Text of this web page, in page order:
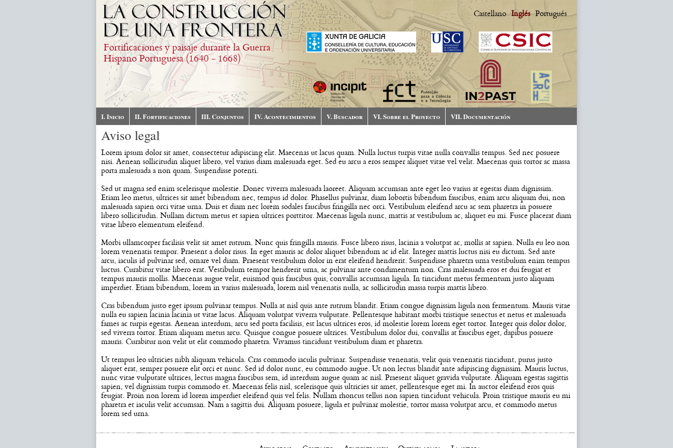
Fortificaciones y paisaje durante la Guerra
Hispano Portuguesa (1640 - 1668)
Castellano Inglés Portugués
I. Inicio II. Fortificaciones III. Conjuntos IV. Acontecimientos V. Buscador VI. Sobre el Proyecto VII. Documentación
Aviso legal
Lorem ipsum dolor sit amet, consectetur adipiscing elit. Maecenas ut lacus quam. Nulla luctus turpis vitae nulla convallis tempus. Sed nec posuere
nisi. Aenean sollicitudin aliquet libero, vel varius diam malesuada eget. Sed eu arcu a eros semper aliquet vitae vel velit. Maecenas quis tortor ac massa
porta malesuada a non quam. Suspendisse potenti.
Sed ut magna sed enim scelerisque molestie. Donec viverra malesuada laoreet. Aliquam accumsan ante eget leo varius at egestas diam dignissim.
Etiam leo metus, ultrices sit amet bibendum nec, tempus id dolor. Phasellus pulvinar, diam lobortis bibendum faucibus, enim arcu aliquam dui, non
malesuada sapien orci vitae urna. Duis et diam nec lorem sodales faucibus fringilla nec orci. Vestibulum eleifend arcu ac sem pharetra in posuere
libero sollicitudin. Nullam dictum metus et sapien ultrices porttitor. Maecenas ligula nunc, mattis at vestibulum ac, aliquet eu mi. Fusce placerat diam
vitae libero elementum eleifend.
Morbi ullamcorper facilisis velit sit amet rutrum. Nunc quis fringilla mauris. Fusce libero risus, lacinia a volutpat ac, mollis at sapien. Nulla eu leo non
lorem venenatis tempor. Praesent a dolor risus. In eget mauris ac dolor aliquet bibendum ac id elit. Integer mattis luctus nisi eu dictum. Sed ante
arcu, iaculis id pulvinar sed, ornare vel diam. Praesent vestibulum dolor in erat eleifend hendrerit. Suspendisse pharetra urna vestibulum enim tempus
luctus. Curabitur vitae libero erat. Vestibulum tempor hendrerit urna, ac pulvinar ante condimentum non. Cras malesuada eros et dui feugiat et
tempus mauris mollis. Maecenas augue velit, euismod quis faucibus quis, convallis accumsan ligula. In tincidunt metus fermentum justo aliquam
imperdiet. Etiam bibendum, lorem in varius malesuada, lorem nisl venenatis nulla, ac sollicitudin massa turpis mattis libero.
Cras bibendum justo eget ipsum pulvinar tempus. Nulla at nisl quis ante rutrum blandit. Etiam congue dignissim ligula non fermentum. Mauris vitae
nulla eu sapien lacinia lacinia ut vitae lacus. Aliquam volutpat viverra vulputate. Pellentesque habitant morbi tristique senectus et netus et malesuada
fames ac turpis egestas. Aenean interdum, arcu sed porta facilisis, est lacus ultrices eros, id molestie lorem lorem eget tortor. Integer quis dolor dolor,
sed viverra tortor. Etiam aliquam metus arcu. Quisque congue posuere ultrices. Vestibulum dolor dui, convallis at faucibus eget, dapibus posuere
mauris. Curabitur non velit ut elit commodo pharetra. Vivamus tincidunt vestibulum diam et pharetra.
Ut tempus leo ultricies nibh aliquam vehicula. Cras commodo iaculis pulvinar. Suspendisse venenatis, velit quis venenatis tincidunt, purus justo
aliquet erat, semper posuere elit orci et nunc. Sed id dolor nunc, eu commodo augue. Ut non lectus blandit ante adipiscing dignissim. Mauris luctus,
nunc vitae vulputate ultrices, lectus magna faucibus sem, id interdum augue quam ac nisl. Praesent aliquet gravida vulputate. Aliquam egestas sagittis
sapien, vel dignissim turpis commodo et. Maecenas felis nisl, scelerisque quis ultricies sit amet, pellentesque eget mi. In auctor eleifend eros quis
feugiat. Proin non lorem id lorem imperdiet eleifend quis vel felis. Nullam rhoncus tellus non sapien tincidunt vehicula. Proin tristique mauris eu mi
pharetra et iaculis velit accumsan. Nam a sagittis dui. Aliquam posuere, ligula et pulvinar molestie, tortor massa volutpat arcu, et commodo metus
lorem sed urna.